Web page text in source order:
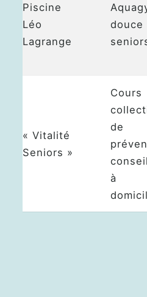
Piscine
Léo
Lagrange
douce
« Vitalité
Seniors »
Cours
de
à